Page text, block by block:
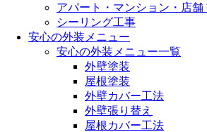
アパート・マンション・店
シーリング工事
安心の外装メニュー
安心の外装メニュー一覧
外壁塗装
屋根塗装
外壁カバー工法
外壁張り替え
屋根カバー工法